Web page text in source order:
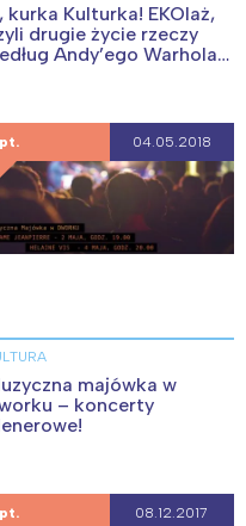
kurka Kulturka! EKOlaż,
drugie życie rzeczy
Andy’ego Warhola
pt. 04.05.2018
majówka w
– koncerty
pt. 08.12.2017